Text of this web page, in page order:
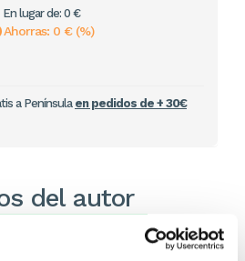
En lugar de: 0 €
Ahorras: 0 € (%)
a Penínsulaen pedidos de + 30€
del autor